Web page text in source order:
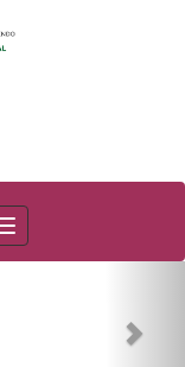
PAOT